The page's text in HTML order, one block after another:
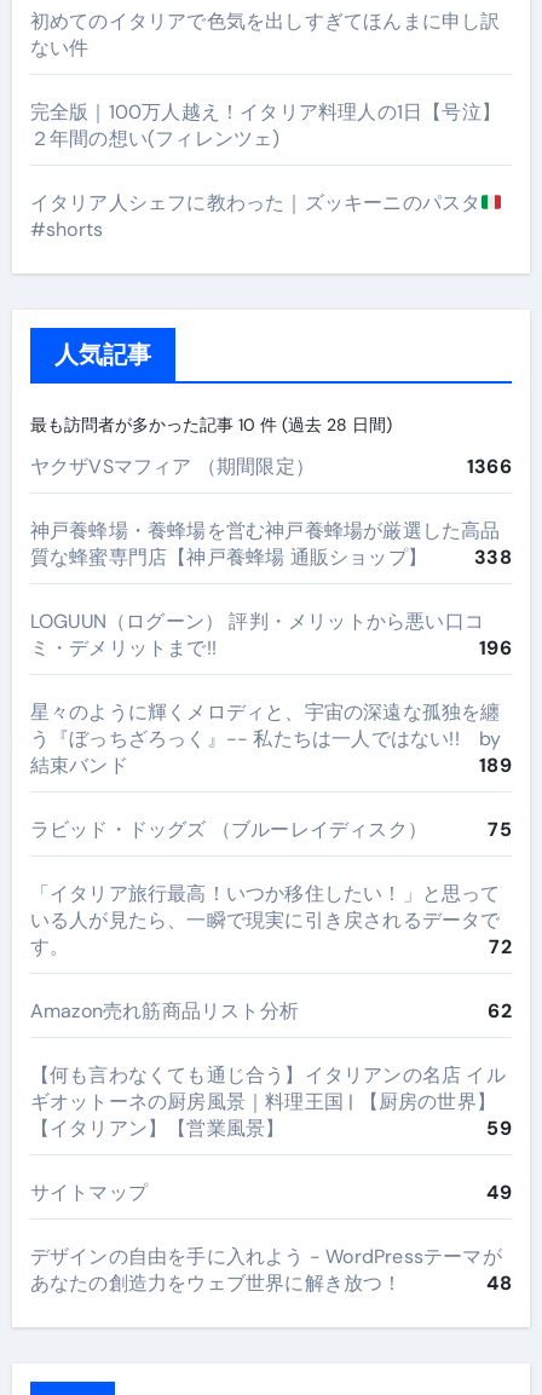
初めてのイタリアで色気を出しすぎてほんまに申し訳
ない件
完全版｜100万人越え！イタリア料理人の1日【号泣】
２年間の想い(フィレンツェ)
イタリア人シェフに教わった｜ズッキーニのパスタ
#shorts
人気記事
最も訪問者が多かった記事 10 件 (過去 28 日間)
ヤクザVSマフィア （期間限定） 1366
神戸養蜂場・養蜂場を営む神戸養蜂場が厳選した高品
質な蜂蜜専門店【神戸養蜂場 通販ショップ】
338
LOGUUN（ログーン） 評判・メリットから悪い口コ
ミ・デメリットまで!!
196
星々のように輝くメロディと、宇宙の深遠な孤独を纏
う『ぼっちざろっく』-- 私たちは一人ではない!! by
結束バンド
189
ラビッド・ドッグズ （ブルーレイディスク） 75
​「イタリア旅行最高！いつか移住したい！」と思って
いる人が見たら、一瞬で現実に引き戻されるデータで
す。
72
Amazon売れ筋商品リスト分析 62
【何も言わなくても通じ合う】イタリアンの名店 イル
ギオットーネの厨房風景｜料理王国 | 【厨房の世界】
【イタリアン】【営業風景】
59
サイトマップ 49
デザインの自由を手に入れよう - WordPressテーマが
あなたの創造力をウェブ世界に解き放つ！
48